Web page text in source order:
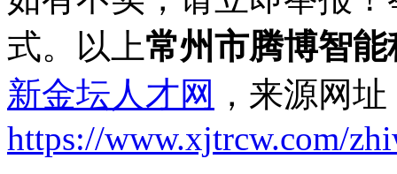
式。以上常州市腾博智
新金坛人才网 ，来源网
https://www.xjtrcw.com/